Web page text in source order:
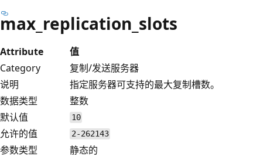
max_replication_slots
Attribute
值
Category
复制/发送服务器
说明
指定服务器可支持的最大复制槽数。
数据类型
整数
默认值
10
允许的值 2-262143
参数类型
静态的